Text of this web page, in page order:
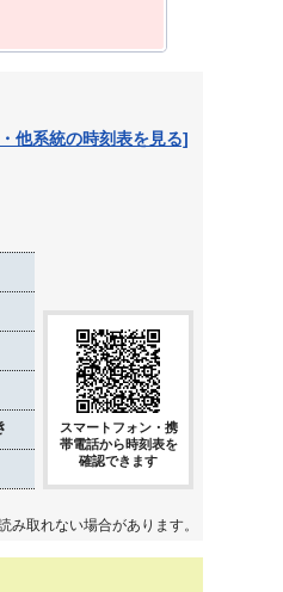
他系統の時刻表を見る]
スマートフォン・携
帯電話から時刻表を
確認できます
取れない場合があります。